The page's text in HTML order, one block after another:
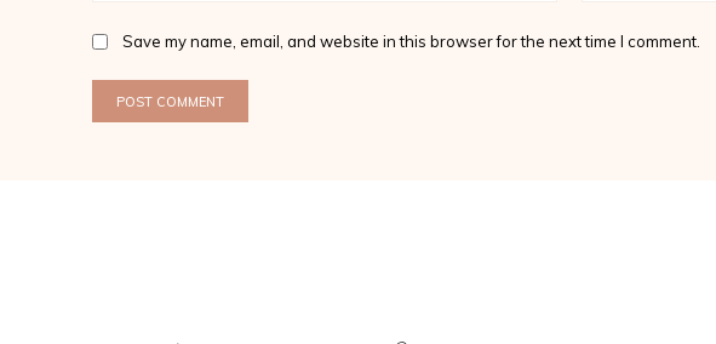
Save my name, email, and website in this browser for the next time I comment.